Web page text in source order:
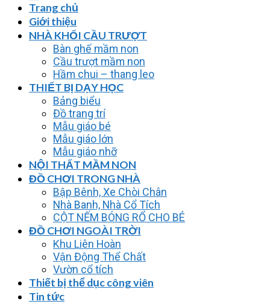
Trang chủ
Giới thiệu
NHÀ KHỐI CẦU TRƯỢT
Bàn ghế mầm non
Cầu trượt mầm non
Hầm chui – thang leo
THIẾT BỊ DẠY HỌC
Bảng biểu
Đồ trang trí
Mẫu giáo bé
Mẫu giáo lớn
Mẫu giáo nhỡ
NỘI THẤT MẦM NON
ĐỒ CHƠI TRONG NHÀ
Bập Bênh, Xe Chòi Chân
Nhà Banh, Nhà Cổ Tích
CỘT NẾM BÓNG RỔ CHO BÉ
ĐỒ CHƠI NGOÀI TRỜI
Khu Liên Hoàn
Vận Động Thể Chất
Vườn cổ tích
Thiết bị thể dục công viên
Tin tức